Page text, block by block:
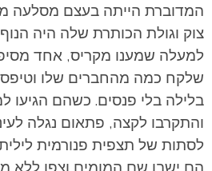
המדוברת הייתה בעצם מסלעה
צוק וגולת הכותרת שלה היה
למעלה שמענו מקריס, אחד
בלילה בלי פנסים. כשהם
והתקרבו לקצה, פתאום נגלה
לסתות של תצפית פנורמית
הם ישבו שם המומים וצפו ללא